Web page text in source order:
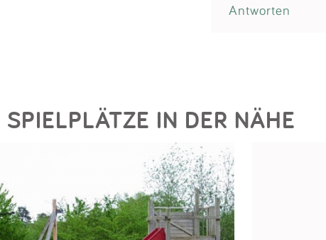
Antworten
SPIELPLÄTZE IN DER NÄHE